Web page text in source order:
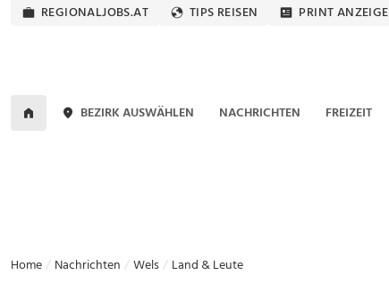
REGIONALJOBS.AT TIPS REISEN PRINT ANZEIGE
BEZIRK AUSWÄHLEN NACHRICHTEN FREIZEIT
Home Nachrichten Wels Land & Leute